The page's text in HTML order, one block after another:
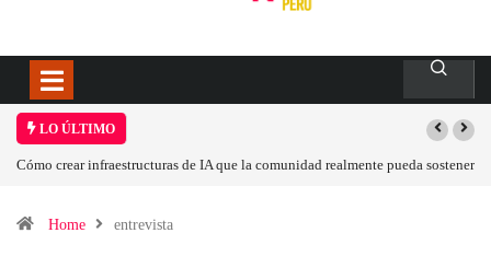
LO ÚLTIMO
Cómo crear infraestructuras de IA que la comunidad realmente pueda sostener
Home entrevista